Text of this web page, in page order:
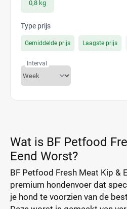
0,8 kg
Type prijs
Gemiddelde prijs Laagste prijs
Interval
Wat is BF Petfood
Eend Worst?
BF Petfood Fresh Meat Kip &
premium hondenvoer dat
je hond te voorzien van de